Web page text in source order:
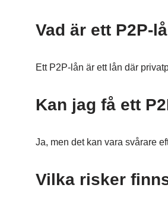
Vad är ett P2P-
Ett P2P-lån är ett lån där
Kan jag få ett
Ja, men det kan vara svårare
Vilka risker